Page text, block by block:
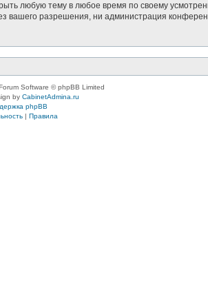
любую тему в любое время по своему
вашего разрешения, ни администрация
Software © phpBB Limited
by CabinetAdmina.ru
phpBB
| Правила